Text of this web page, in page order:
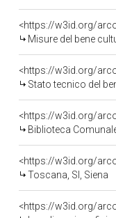
<https://w3id.org/
Misure del bene
<https://w3id.org/
Stato tecnico del
<https://w3id.org/
Biblioteca
<https://w3id.org/
Toscana, SI, Siena
<https://w3id.org/